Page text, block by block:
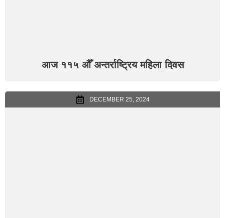
आज ११५ औँ अन्तर्राष्ट्रिय महिला दिवस
DECEMBER 25, 2024